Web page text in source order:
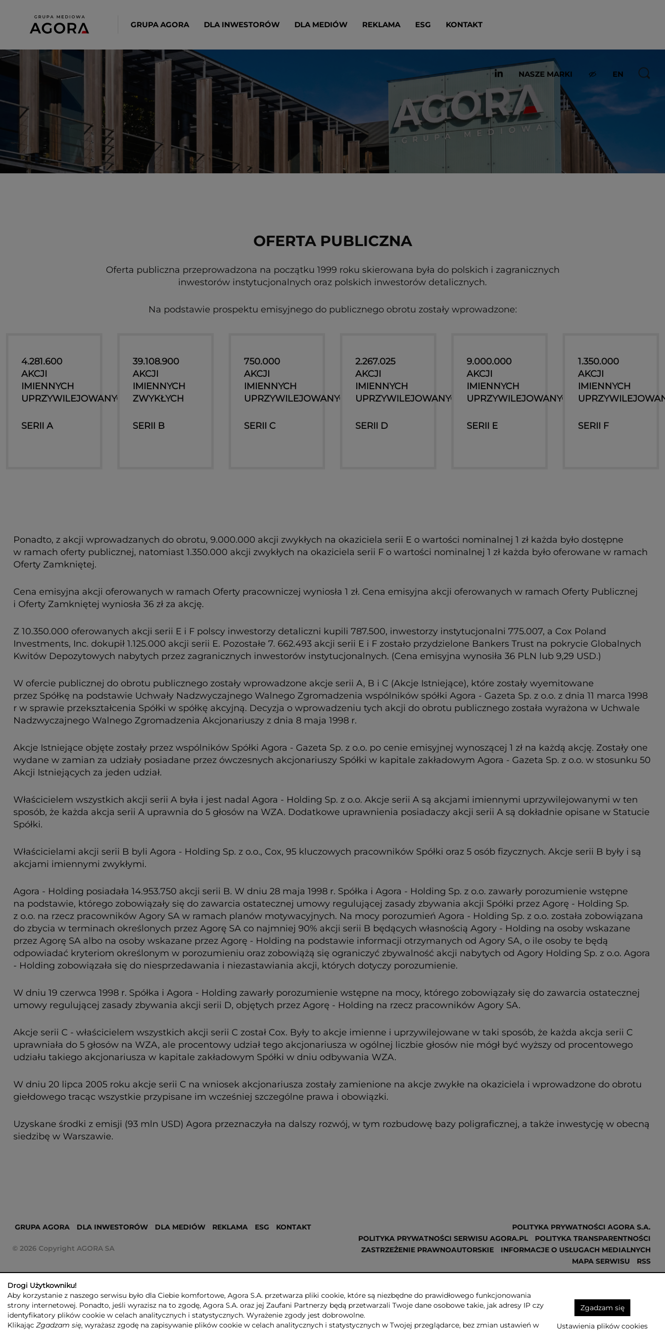
GRUPA AGORA DLA INWESTORÓW DLA MEDIÓW REKLAMA ESG KONTAKT
NASZE MARKI EN
OFERTA PUBLICZNA
Oferta publiczna przeprowadzona na początku 1999 roku skierowana była do polskich i zagranicznych
inwestorów instytucjonalnych oraz polskich inwestorów detalicznych.
Na podstawie prospektu emisyjnego do publicznego obrotu zostały wprowadzone:
4.281.600
AKCJI
IMIENNYCH
UPRZYWILEJOWANYCH
SERII A
39.108.900
AKCJI
IMIENNYCH
ZWYKŁYCH
SERII B
750.000
AKCJI
IMIENNYCH
UPRZYWILEJOWANYCH
SERII C
2.267.025
AKCJI
IMIENNYCH
UPRZYWILEJOWANYCH
SERII D
9.000.000
AKCJI
IMIENNYCH
UPRZYWILEJOWANYCH
SERII E
1.350.000
AKCJI
IMIENNYCH
SERII F
Ponadto, z akcji wprowadzanych do obrotu, 9.000.000 akcji zwykłych na okaziciela serii E o wartości nominalnej 1 zł każda było dostępne
w ramach oferty publicznej, natomiast 1.350.000 akcji zwykłych na okaziciela serii F o wartości nominalnej 1 zł każda było oferowane w ramach
Oferty Zamkniętej.
Cena emisyjna akcji oferowanych w ramach Oferty pracowniczej wyniosła 1 zł. Cena emisyjna akcji oferowanych w ramach Oferty Publicznej
i Oferty Zamkniętej wyniosła 36 zł za akcję.
Z 10.350.000 oferowanych akcji serii E i F polscy inwestorzy detaliczni kupili 787.500, inwestorzy instytucjonalni 775.007, a Cox Poland
Investments, Inc. dokupił 1.125.000 akcji serii E. Pozostałe 7. 662.493 akcji serii E i F zostało przydzielone Bankers Trust na pokrycie Globalnych
Kwitów Depozytowych nabytych przez zagranicznych inwestorów instytucjonalnych. (Cena emisyjna wynosiła 36 PLN lub 9,29 USD.)
W ofercie publicznej do obrotu publicznego zostały wprowadzone akcje serii A, B i C (Akcje Istniejące), które zostały wyemitowane
przez Spółkę na podstawie Uchwały Nadzwyczajnego Walnego Zgromadzenia wspólników spółki Agora - Gazeta Sp. z o.o. z dnia 11 marca 1998
r w sprawie przekształcenia Spółki w spółkę akcyjną. Decyzja o wprowadzeniu tych akcji do obrotu publicznego została wyrażona w Uchwale
Nadzwyczajnego Walnego Zgromadzenia Akcjonariuszy z dnia 8 maja 1998 r.
Akcje Istniejące objęte zostały przez wspólników Spółki Agora - Gazeta Sp. z o.o. po cenie emisyjnej wynoszącej 1 zł na każdą akcję. Zostały one
wydane w zamian za udziały posiadane przez ówczesnych akcjonariuszy Spółki w kapitale zakładowym Agora - Gazeta Sp. z o.o. w stosunku 50
Akcji Istniejących za jeden udział.
Właścicielem wszystkich akcji serii A była i jest nadal Agora - Holding Sp. z o.o. Akcje serii A są akcjami imiennymi uprzywilejowanymi w ten
sposób, że każda akcja serii A uprawnia do 5 głosów na WZA. Dodatkowe uprawnienia posiadaczy akcji serii A są dokładnie opisane w Statucie
Spółki.
Właścicielami akcji serii B byli Agora - Holding Sp. z o.o., Cox, 95 kluczowych pracowników Spółki oraz 5 osób fizycznych. Akcje serii B były i są
akcjami imiennymi zwykłymi.
Agora - Holding posiadała 14.953.750 akcji serii B. W dniu 28 maja 1998 r. Spółka i Agora - Holding Sp. z o.o. zawarły porozumienie wstępne
na podstawie, którego zobowiązały się do zawarcia ostatecznej umowy regulującej zasady zbywania akcji Spółki przez Agorę - Holding Sp.
z o.o. na rzecz pracowników Agory SA w ramach planów motywacyjnych. Na mocy porozumień Agora - Holding Sp. z o.o. została zobowiązana
do zbycia w terminach określonych przez Agorę SA co najmniej 90% akcji serii B będących własnością Agory - Holding na osoby wskazane
przez Agorę SA albo na osoby wskazane przez Agorę - Holding na podstawie informacji otrzymanych od Agory SA, o ile osoby te będą
odpowiadać kryteriom określonym w porozumieniu oraz zobowiążą się ograniczyć zbywalność akcji nabytych od Agory Holding Sp. z o.o. Agora
- Holding zobowiązała się do niesprzedawania i niezastawiania akcji, których dotyczy porozumienie.
W dniu 19 czerwca 1998 r. Spółka i Agora - Holding zawarły porozumienie wstępne na mocy, którego zobowiązały się do zawarcia ostatecznej
umowy regulującej zasady zbywania akcji serii D, objętych przez Agorę - Holding na rzecz pracowników Agory SA.
Akcje serii C - właścicielem wszystkich akcji serii C został Cox. Były to akcje imienne i uprzywilejowane w taki sposób, że każda akcja serii C
uprawniała do 5 głosów na WZA, ale procentowy udział tego akcjonariusza w ogólnej liczbie głosów nie mógł być wyższy od procentowego
udziału takiego akcjonariusza w kapitale zakładowym Spółki w dniu odbywania WZA.
W dniu 20 lipca 2005 roku akcje serii C na wniosek akcjonariusza zostały zamienione na akcje zwykłe na okaziciela i wprowadzone do obrotu
giełdowego tracąc wszystkie przypisane im wcześniej szczególne prawa i obowiązki.
Uzyskane środki z emisji (93 mln USD) Agora przeznaczyła na dalszy rozwój, w tym rozbudowę bazy poligraficznej, a także inwestycję w obecną
siedzibę w Warszawie.
GRUPA AGORA DLA INWESTORÓW DLA MEDIÓW REKLAMA ESG KONTAKT
© 2026 Copyright AGORA SA
POLITYKA PRYWATNOŚCI AGORA S.A.
POLITYKA PRYWATNOŚCI SERWISU AGORA.PL
POLITYKA TRANSPARENTNOŚCI
ZASTRZEŻENIE PRAWNOAUTORSKIE
INFORMACJE O USŁUGACH MEDIALNYCH
MAPA SERWISU
RSS
Drogi Użytkowniku!
Aby korzystanie z naszego serwisu było dla Ciebie komfortowe, Agora S.A. przetwarza pliki cookie, które są niezbędne do prawidłowego funkcjonowania
strony internetowej. Ponadto, jeśli wyrazisz na to zgodę, Agora S.A. oraz jej Zaufani Partnerzy będą przetwarzali Twoje dane osobowe takie, jak adresy IP czy
identyfikatory plików cookie w celach analitycznych i statystycznych. Wyrażenie zgody jest dobrowolne.
Klikając Zgadzam się, wyrażasz zgodę na zapisywanie plików cookie w celach analitycznych i statystycznych w Twojej przeglądarce, bez zmian ustawień w
Zgadzam się
Ustawienia plików cookies